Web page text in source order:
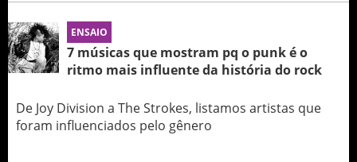
ENSAIO
7 músicas que mostram pq o punk é o
ritmo mais influente da história do rock
De Joy Division a The Strokes, listamos artistas que
foram influenciados pelo gênero